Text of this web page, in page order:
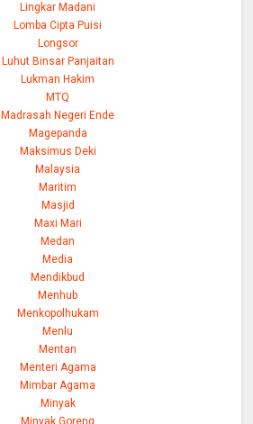
Lingkar Madani
Lomba Cipta Puisi
Longsor
Luhut Binsar Panjaitan
Lukman Hakim
MTQ
Madrasah Negeri Ende
Magepanda
Maksimus Deki
Malaysia
Maritim
Masjid
Maxi Mari
Medan
Media
Mendikbud
Menhub
Menkopolhukam
Menlu
Mentan
Menteri Agama
Mimbar Agama
Minyak